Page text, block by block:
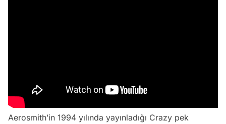
Aerosmith’in 1994 yılında yayınladığı Crazy pek